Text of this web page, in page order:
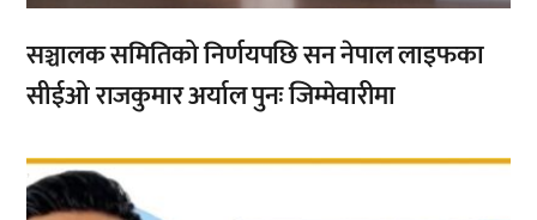
सञ्चालक समितिको निर्णयपछि सन नेपाल लाइफका
सीईओ राजकुमार अर्याल पुनः जिम्मेवारीमा
,